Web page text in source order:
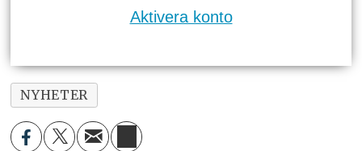
Aktivera konto
NYHETER